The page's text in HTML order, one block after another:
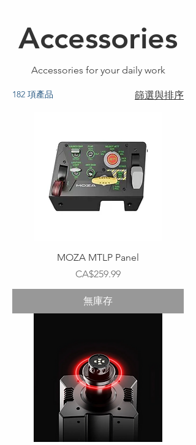
Accessories
Accessories for your daily work
182 項產品 篩選與排序
MOZA MTLP Panel
價格
CA$259.99
無庫存